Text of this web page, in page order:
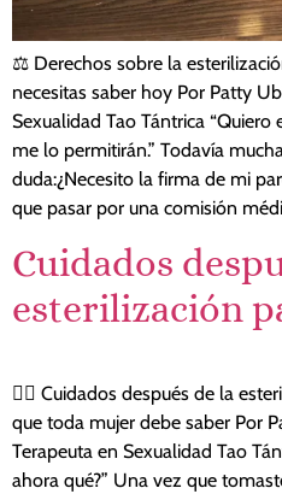
⚖️ Derechos sobre la
necesitas saber hoy Por Patty
Sexualidad Tao Tántrica
me lo permitirán.” Todavía
duda:¿Necesito la firma de mi
que pasar por una comisión
Cuidados
esterilización
🧘‍♀️ Cuidados después de la
que toda mujer debe saber Por
Terapeuta en Sexualidad Tao
ahora qué?” Una vez que